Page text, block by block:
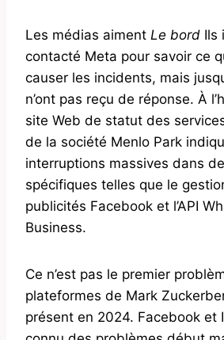
Les médias aiment Le bord Ils
contacté Meta pour savoir ce
causer les incidents, mais
n’ont pas reçu de réponse. À
site Web de statut des
de la société Menlo Park
interruptions massives dans
spécifiques telles que le
publicités Facebook et l’API
Business.
Ce n’est pas le premier
plateformes de Mark
présent en 2024. Facebook et